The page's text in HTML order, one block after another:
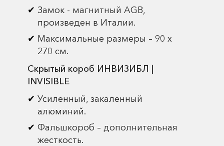
Замок - магнитный AGB,
произведен в Италии.
Максимальные размеры – 90 х
270 см.
Скрытый короб ИНВИЗИБЛ |
INVISIBLE
Усиленный, закаленный
алюминий.
Фальшкороб – дополнительная
жесткость.